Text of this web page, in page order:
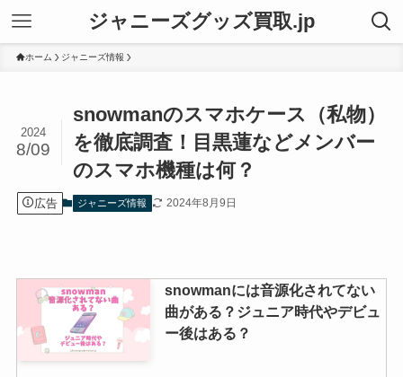
ジャニーズグッズ買取.jp
ホーム ジャニーズ情報
snowmanのスマホケース（私物）
を徹底調査！目黒蓮などメンバー
のスマホ機種は何？
2024
8/09
広告 ジャニーズ情報 2024年8月9日
snowmanには音源化されてない
曲がある？ジュニア時代やデビュ
ー後はある？